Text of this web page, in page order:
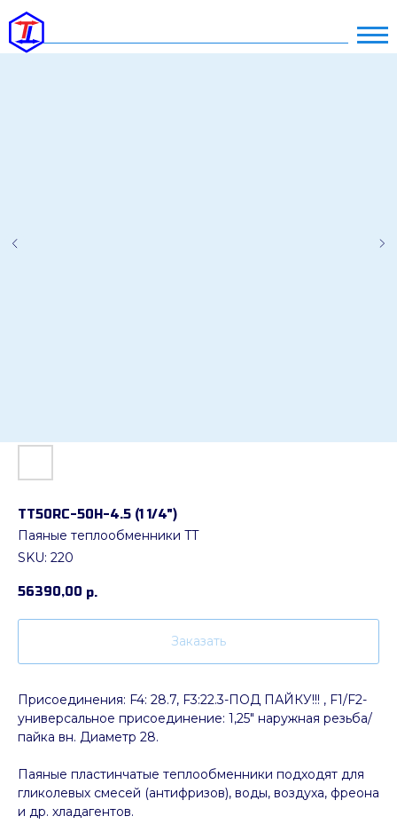
ТТ50RC-50Н-4.5 (1 1/4")
Паяные теплообменники TT
SKU: 220
56390,00 р.
Заказать
Присоединения: F4: 28.7, F3:22.3-ПОД ПАЙКУ!!! , F1/F2-
универсальное присоединение: 1,25" наружная резьба/
пайка вн. Диаметр 28.
Паяные пластинчатые теплообменники подходят для
гликолевых смесей (антифризов), воды, воздуха, фреона
и др. хладагентов.